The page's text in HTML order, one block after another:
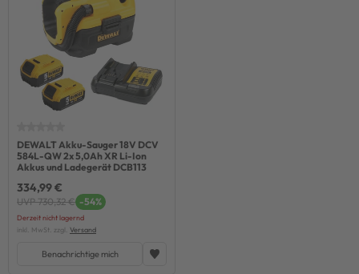
DEWALT Akku-Sauger 18V DCV
584L-QW 2x 5,0Ah XR Li-Ion
Akkus und Ladegerät DCB113
334,99 €
UVP 730,32 € -54%
Derzeit nicht lagernd
inkl. MwSt. zzgl. Versand
Benachrichtige mich